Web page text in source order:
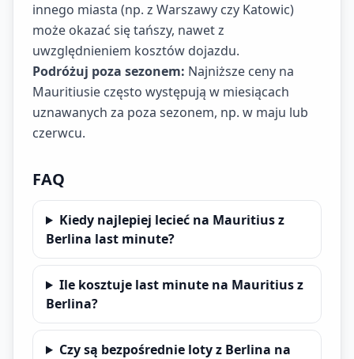
innego miasta (np. z Warszawy czy Katowic)
może okazać się tańszy, nawet z
uwzględnieniem kosztów dojazdu.
Podróżuj poza sezonem: Najniższe ceny na
Mauritiusie często występują w miesiącach
uznawanych za poza sezonem, np. w maju lub
czerwcu.
FAQ
Kiedy najlepiej lecieć na Mauritius z
Berlina last minute?
Ile kosztuje last minute na Mauritius z
Berlina?
Czy są bezpośrednie loty z Berlina na